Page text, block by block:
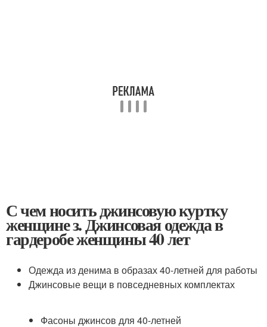
С чем носить джинсовую куртку
женщине з. Джинсовая одежда в
гардеробе женщины 40 лет
Одежда из денима в образах 40-летней для работы
Джинсовые вещи в повседневных комплектах
Фасоны джинсов для 40-летней